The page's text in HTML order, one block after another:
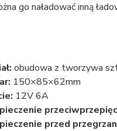
go naładować inną
obudowa z tworzywa
150×85×62mm
12V 6A
przed